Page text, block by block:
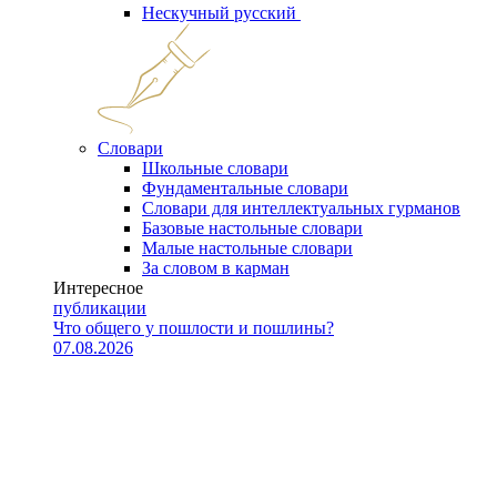
Нескучный русский
Словари
Школьные словари
Фундаментальные словари
Словари для интеллектуальных гурманов
Базовые настольные словари
Малые настольные словари
За словом в карман
Интересное
публикации
Что общего у пошлости и пошлины?
07.08.2026